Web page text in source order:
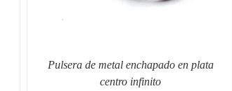
Pulsera de metal enchapado en plata
centro infinito